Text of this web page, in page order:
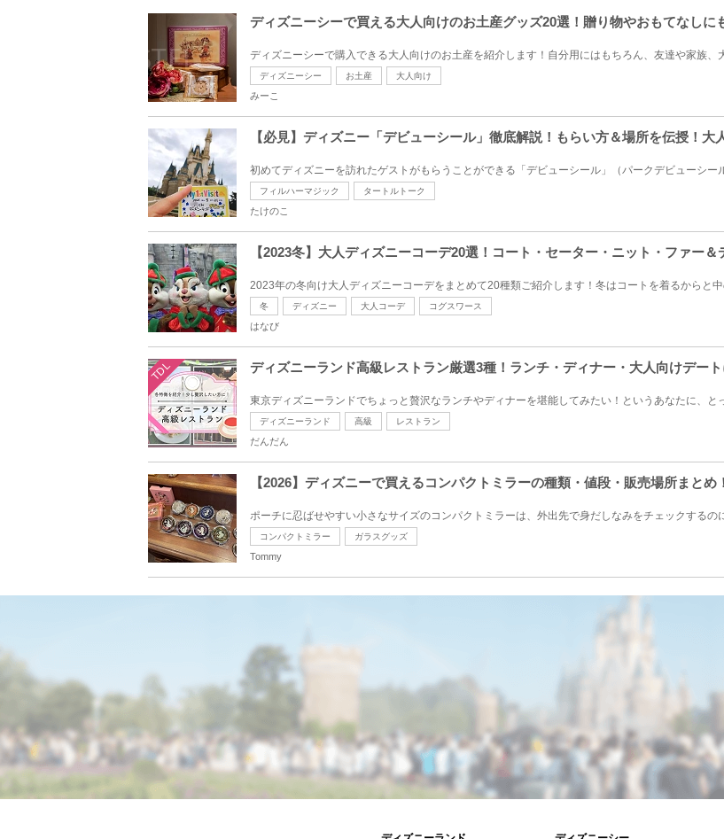
ディズニーシーで買える大人向けのお土産グッズ20選！贈り物やおもてなしに
ディズニーシーで購入できる大人向けのお土産を紹介します！自分用にはもちろん、友達や家族、
ディズニーシー お土産 大人向け
みーこ
【必見】ディズニー「デビューシール」徹底解説！もらい方＆場所を伝授！大
初めてディズニーを訪れたゲストがもらうことができる「デビューシール」（パークデビューシー
フィルハーマジック タートルトーク
たけのこ
【2023冬】大人ディズニーコーデ20選！コート・セーター・ニット・ファー＆
2023年の冬向け大人ディズニーコーデをまとめて20種類ご紹介します！冬はコートを着るからと
冬 ディズニー 大人コーデ コグスワース
はなび
TDL ディズニーランド高級レストラン厳選3種！ランチ・ディナー・大人向けデー
東京ディズニーランドでちょっと贅沢なランチやディナーを堪能してみたい！というあなたに、と
ディズニーランド 高級 レストラン
だんだん
【2026】ディズニーで買えるコンパクトミラーの種類・値段・販売場所まと
ポーチに忍ばせやすい小さなサイズのコンパクトミラーは、外出先で身だしなみをチェックするの
コンパクトミラー ガラスグッズ
Tommy